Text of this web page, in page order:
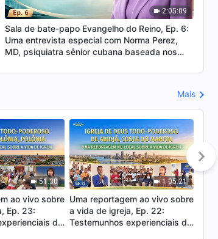
2:05:09
Sala de bate-papo Evangelho do Reino, Ep. 6:
Uma entrevista especial com Norma Perez,
MD, psiquiatra sênior cubana baseada nos
Mais
51:30
ao vivo sobre
Ep. 23:
da
1:05:21
Uma reportagem ao vivo sobre
a vida de igreja, Ep. 22:
Testemunhos experienciais da